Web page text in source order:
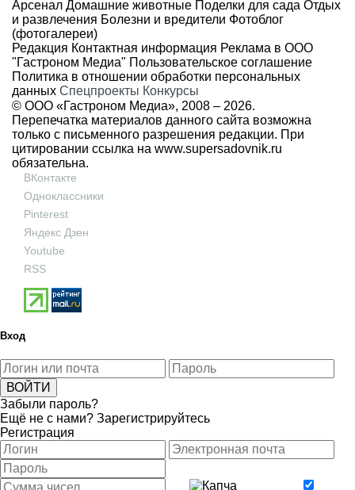
Арсенал Домашние животные Поделки для сада Отдых
и развлечения Болезни и вредители Фотоблог
(фотогалереи)
Редакция Контактная информация Реклама в ООО
"Гастроном Медиа" Пользовательское соглашение
Политика в отношении обработки персональных
данных Спецпроекты Конкурсы
© ООО «Гастроном Медиа», 2008 – 2026.
Перепечатка материалов данного сайта возможна
только с письменного разрешения редакции. При
цитировании ссылка на www.supersadovnik.ru
обязательна.
ВКонтакте
Одноклассники
Pinterest
Яндекс Дзен
Youtube
RSS
Вход
Забыли пароль?
Ещё не с нами? Зарегистрируйтесь
Регистрация